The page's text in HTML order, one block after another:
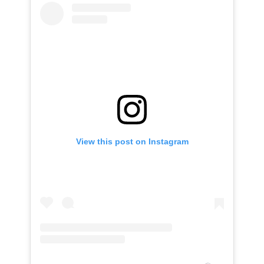
View this post on Instagram